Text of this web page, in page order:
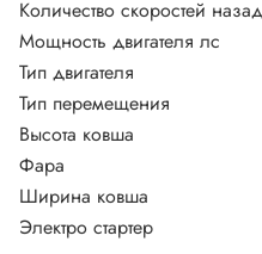
Количество скоростей назад
Мощность двигателя лс
Тип двигателя
Тип перемещения
Высота ковша
Фара
Ширина ковша
Электро стартер